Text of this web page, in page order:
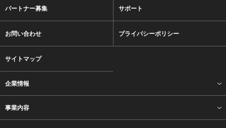
パートナー募集 サポート
お問い合わせ プライバシーポリシー
サイトマップ
企業情報
事業内容